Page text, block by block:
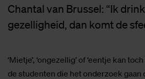
Chantal van Brussel: “Ik
gezelligheid, dan komt de
‘Mietje’, ‘ongezellig’ of ‘eentje kan
de studenten die het onderzoek gaan